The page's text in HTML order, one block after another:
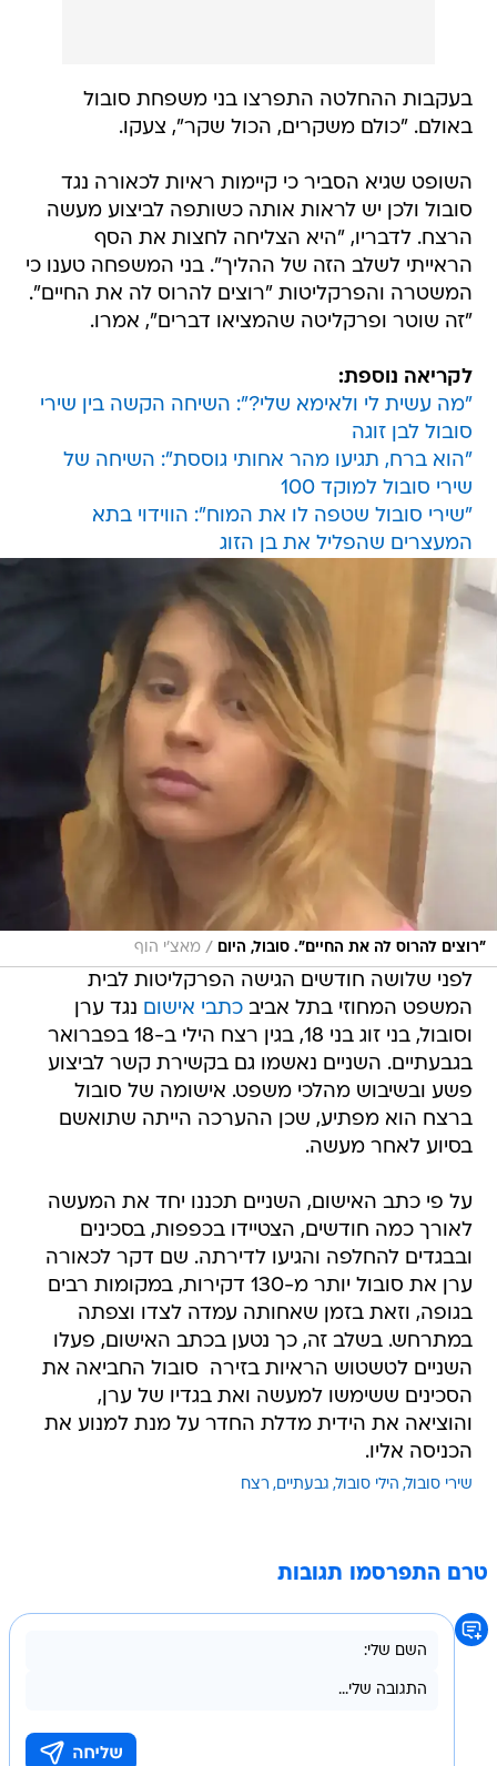
בעקבות ההחלטה התפרצו בני משפחת סובול
באולם. "כולם משקרים, הכול שקר", צעקו.
השופט שגיא הסביר כי קיימות ראיות לכאורה נגד
סובול ולכן יש לראות אותה כשותפה לביצוע מעשה
הרצח. לדבריו, "היא הצליחה לחצות את הסף
הראייתי לשלב הזה של ההליך". בני המשפחה טענו כי
המשטרה והפרקליטות "רוצים להרוס לה את החיים".
"זה שוטר ופרקליטה שהמציאו דברים", אמרו.
לקריאה נוספת:
"מה עשית לי ולאימא שלי?": השיחה הקשה בין שירי
סובול לבן זוגה
"הוא ברח, תגיעו מהר אחותי גוססת": השיחה של
שירי סובול למוקד 100
"שירי סובול שטפה לו את המוח": הווידוי בתא
המעצרים שהפליל את בן הזוג
"רוצים להרוס לה את החיים". סובול, היום / מאצ'י הוף
לפני שלושה חודשים הגישה הפרקליטות לבית
המשפט המחוזי בתל אביבכתבי אישום נגד ערן
וסובול, בני זוג בני 18, בגין רצח הילי ב-18 בפברואר
בגבעתיים. השניים נאשמו גם בקשירת קשר לביצוע
פשע ובשיבוש מהלכי משפט. אישומה של סובול
ברצח הוא מפתיע, שכן ההערכה הייתה שתואשם
בסיוע לאחר מעשה.
על פי כתב האישום, השניים תכננו יחד את המעשה
לאורך כמה חודשים, הצטיידו בכפפות, בסכינים
ובבגדים להחלפה והגיעו לדירתה. שם דקר לכאורה
ערן את סובול יותר מ-130 דקירות, במקומות רבים
בגופה, וזאת בזמן שאחותה עמדה לצדו וצפתה
במתרחש. בשלב זה, כך נטען בכתב האישום, פעלו
השניים לטשטוש הראיות בזירה  סובול החביאה את
הסכינים ששימשו למעשה ואת בגדיו של ערן,
והוציאה את הידית מדלת החדר על מנת למנוע את
הכניסה אליו.
שירי סובול הילי סובול גבעתיים רצח
טרם התפרסמו תגובות